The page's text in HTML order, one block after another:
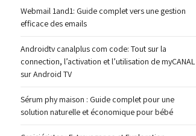
Webmail 1and1: Guide complet vers une gestion
efficace des emails
Androidtv canalplus com code: Tout sur la
connection, l’activation et l’utilisation de myCANAL
sur Android TV
Sérum phy maison : Guide complet pour une
solution naturelle et économique pour bébé